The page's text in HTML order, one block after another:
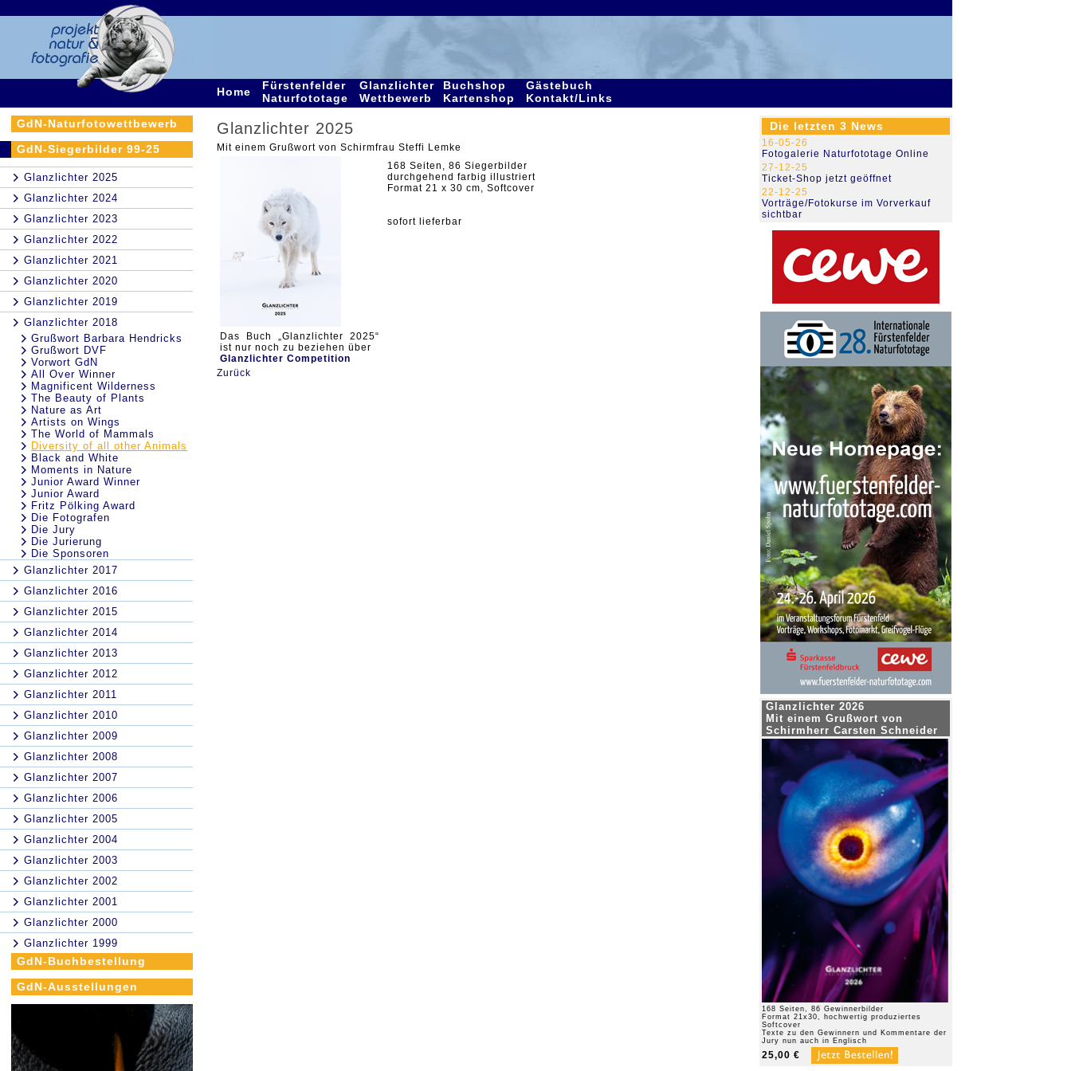
Home
Fürstenfelder
Naturfototage
Glanzlichter
Wettbewerb
Buchshop
Kartenshop
Gästebuch
Kontakt/Links
GdN-Naturfotowettbewerb
GdN-Siegerbilder 99-25
Glanzlichter 2025
Glanzlichter 2024
Glanzlichter 2023
Glanzlichter 2022
Glanzlichter 2021
Glanzlichter 2020
Glanzlichter 2019
Glanzlichter 2018
Grußwort Barbara Hendricks
Grußwort DVF
Vorwort GdN
All Over Winner
Magnificent Wilderness
The Beauty of Plants
Nature as Art
Artists on Wings
The World of Mammals
Diversity of all other Animals
Black and White
Moments in Nature
Junior Award Winner
Junior Award
Fritz Pölking Award
Die Fotografen
Die Jury
Die Jurierung
Die Sponsoren
Glanzlichter 2017
Glanzlichter 2016
Glanzlichter 2015
Glanzlichter 2014
Glanzlichter 2013
Glanzlichter 2012
Glanzlichter 2011
Glanzlichter 2010
Glanzlichter 2009
Glanzlichter 2008
Glanzlichter 2007
Glanzlichter 2006
Glanzlichter 2005
Glanzlichter 2004
Glanzlichter 2003
Glanzlichter 2002
Glanzlichter 2001
Glanzlichter 2000
Glanzlichter 1999
GdN-Buchbestellung
GdN-Ausstellungen
Glanzlichter 2025
Mit einem Grußwort von Schirmfrau Steffi Lemke
Das Buch „Glanzlichter 2025“
ist nur noch zu beziehen über
Glanzlichter Competition
168 Seiten, 86 Siegerbilder
durchgehend farbig illustriert
Format 21 x 30 cm, Softcover
sofort lieferbar
Zurück
Die letzten 3 News
16-05-26
Fotogalerie Naturfototage Online
27-12-25
Ticket-Shop jetzt geöffnet
22-12-25
Vorträge/Fotokurse im Vorverkauf
sichtbar
Glanzlichter 2026
Mit einem Grußwort von
Schirmherr Carsten Schneider
168 Seiten, 86 Gewinnerbilder
Format 21x30, hochwertig produziertes
Softcover
Texte zu den Gewinnern und Kommentare der
Jury nun auch in Englisch
25,00 €